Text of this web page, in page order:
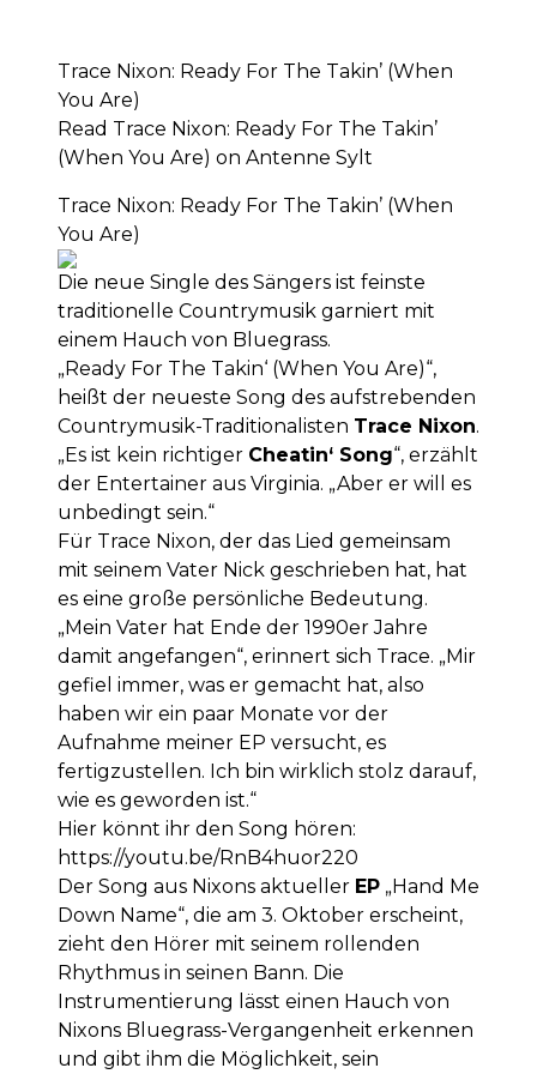
Trace Nixon: Ready For The Takin’ (When
You Are)
Read Trace Nixon: Ready For The Takin’
(When You Are) on Antenne Sylt
Trace Nixon: Ready For The Takin’ (When
You Are)
Die neue Single des Sängers ist feinste
traditionelle Countrymusik garniert mit
einem Hauch von Bluegrass.
„Ready For The Takin‘ (When You Are)“,
heißt der neueste Song des aufstrebenden
Countrymusik-Traditionalisten Trace Nixon.
„Es ist kein richtiger Cheatin‘ Song“, erzählt
der Entertainer aus Virginia. „Aber er will es
unbedingt sein.“
Für Trace Nixon, der das Lied gemeinsam
mit seinem Vater Nick geschrieben hat, hat
es eine große persönliche Bedeutung.
„Mein Vater hat Ende der 1990er Jahre
damit angefangen“, erinnert sich Trace. „Mir
gefiel immer, was er gemacht hat, also
haben wir ein paar Monate vor der
Aufnahme meiner EP versucht, es
fertigzustellen. Ich bin wirklich stolz darauf,
wie es geworden ist.“
Hier könnt ihr den Song hören:
https://youtu.be/RnB4huor220
Der Song aus Nixons aktueller EP „Hand Me
Down Name“, die am 3. Oktober erscheint,
zieht den Hörer mit seinem rollenden
Rhythmus in seinen Bann. Die
Instrumentierung lässt einen Hauch von
Nixons Bluegrass-Vergangenheit erkennen
und gibt ihm die Möglichkeit, sein